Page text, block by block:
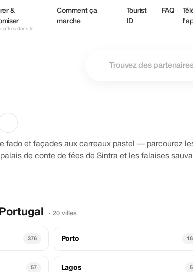
&
offres dans le
Comment ça
marche
Tourist
ID
FAQ
fado et façades aux carreaux pastel — parcourez
de conte de fées de Sintra et les falaises
· 20 villes
376 Porto
57 Lagos